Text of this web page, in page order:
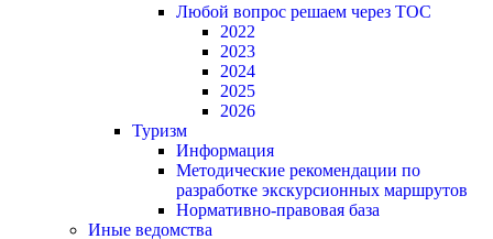
Любой вопрос решаем через ТОС
2022
2023
2024
2025
2026
Туризм
Информация
Методические рекомендации по
разработке экскурсионных маршрутов
Нормативно-правовая база
Иные ведомства